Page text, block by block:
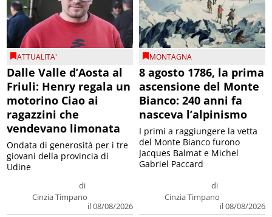
ATTUALITA'
Dalle Valle d’Aosta al
Friuli: Henry regala un
motorino Ciao ai
ragazzini che
vendevano limonata
di
Cinzia Timpano
il 08/08/2026
Ondata di generosità per i tre
giovani della provincia di
Udine
MONTAGNA
8 agosto 1786, la prima
ascensione del Monte
Bianco: 240 anni fa
nasceva l’alpinismo
di
Cinzia Timpano
il 08/08/2026
I primi a raggiungere la vetta
del Monte Bianco furono
Jacques Balmat e Michel
Gabriel Paccard